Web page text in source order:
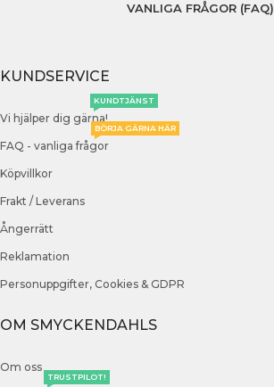
VANLIGA FRÅGOR (FAQ)
KUNDSERVICE
Vi hjälper dig gärna!
KUNDTJÄNST
FAQ - vanliga frågor
BÖRJA GÄRNA HÄR
Köpvillkor
Frakt / Leverans
Ångerrätt
Reklamation
Personuppgifter, Cookies & GDPR
OM SMYCKENDAHLS
Om oss
TRUSTPILOT!